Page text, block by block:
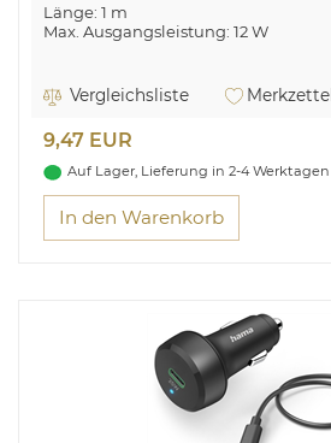
Länge: 1 m
Max. Ausgangsleistung: 12 W
Vergleichsliste Merkzettel
9,47 EUR
Auf Lager, Lieferung in 2-4 Werktagen
In den Warenkorb